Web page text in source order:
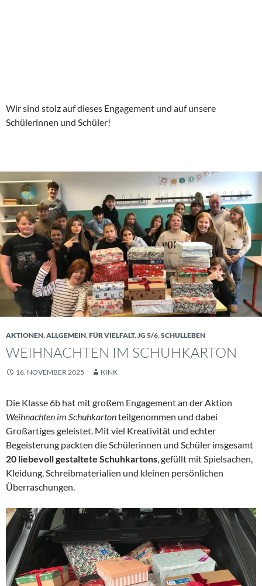
Wir sind stolz auf dieses Engagement und auf unsere
Schülerinnen und Schüler!
AKTIONEN,ALLGEMEIN,FÜR VIELFALT,JG 5/6,SCHULLEBEN
WEIHNACHTEN IM SCHUHKARTON
16. NOVEMBER 2025 KINK
Die Klasse 6b hat mit großem Engagement an der Aktion
Weihnachten im Schuhkartonteilgenommen und dabei
Großartiges geleistet. Mit viel Kreativität und echter
Begeisterung packten die Schülerinnen und Schüler insgesamt
20 liebevoll gestaltete Schuhkartons, gefüllt mit Spielsachen,
Kleidung, Schreibmaterialien und kleinen persönlichen
Überraschungen.